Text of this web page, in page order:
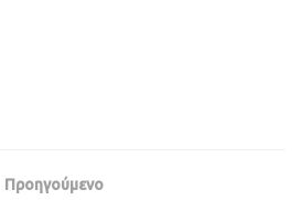
Προηγούμενο